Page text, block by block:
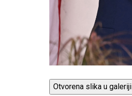
Otvorena slika u galeriji